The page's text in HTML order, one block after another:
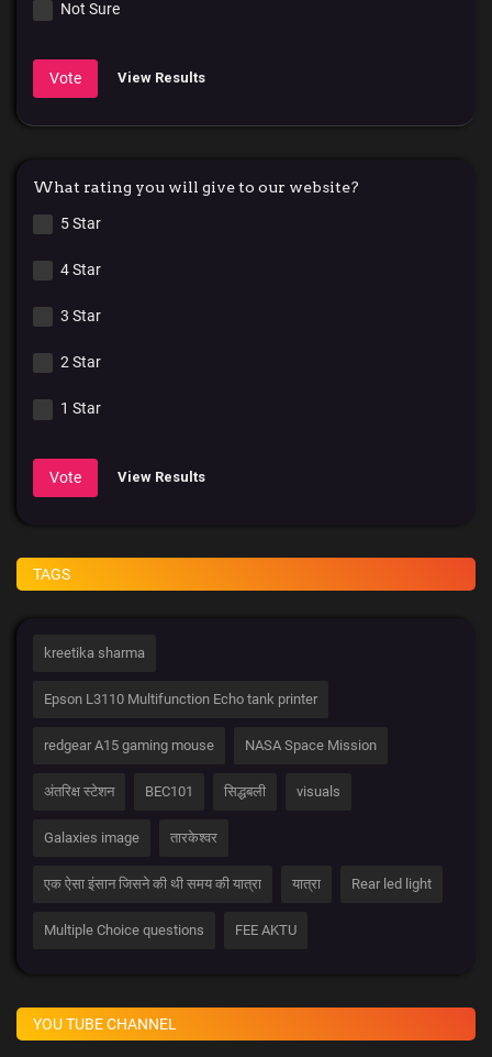
Not Sure
Vote View Results
What rating you will give to our website?
5 Star
4 Star
3 Star
2 Star
1 Star
Vote View Results
TAGS
kreetika sharma
Epson L3110 Multifunction Echo tank printer
redgear A15 gaming mouse NASA Space Mission
अंतरिक्ष स्टेशन BEC101 सिद्धबली visuals
Galaxies image तारकेश्वर
एक ऐसा इंसान जिसने की थी समय की यात्रा यात्रा Rear led light
Multiple Choice questions FEE AKTU
YOU TUBE CHANNEL